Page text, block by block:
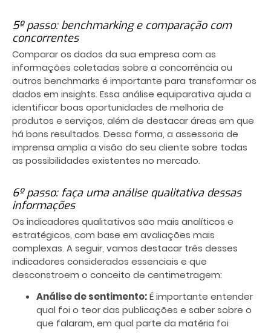
5º passo: benchmarking e comparação com
concorrentes
Comparar os dados da sua empresa com as
informações coletadas sobre a concorrência ou
outros benchmarks é importante para transformar os
dados em insights. Essa análise equiparativa ajuda a
identificar boas oportunidades de melhoria de
produtos e serviços, além de destacar áreas em que
há bons resultados. Dessa forma, a assessoria de
imprensa amplia a visão do seu cliente sobre todas
as possibilidades existentes no mercado.
6º passo: faça uma análise qualitativa dessas
informações
Os indicadores qualitativos são mais analíticos e
estratégicos, com base em avaliações mais
complexas. A seguir, vamos destacar três desses
indicadores considerados essenciais e que
desconstroem o conceito de centimetragem:
Análise de sentimento:É importante entender
qual foi o teor das publicações e saber sobre o
que falaram, em qual parte da matéria foi